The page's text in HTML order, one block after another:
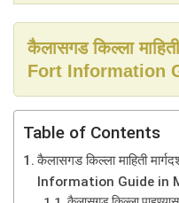
कैलासगड किल्ला
Fort Information
Table of Contents
कैलासगड किल्ला माहिती
Information Guide in